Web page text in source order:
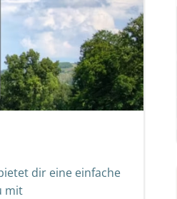
dir eine einfache
mit